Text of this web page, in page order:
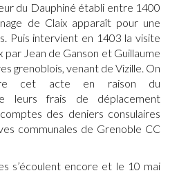
du Dauphiné établi entre 1400
de Claix apparaît pour une
Puis intervient en 1403 la visite
Jean de Ganson et Guillaume
grenoblois, venant de Vizille. On
cet acte en raison du
leurs frais de déplacement
des deniers consulaires
communales de Grenoble CC
s’écoulent encore et le 10 mai